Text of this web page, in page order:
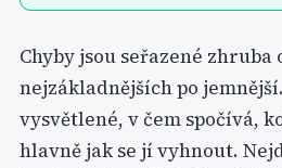
Chyby jsou seřazené zhruba
nejzákladnějších po
vysvětlené, v čem spočívá,
hlavně jak se jí vyhnout.